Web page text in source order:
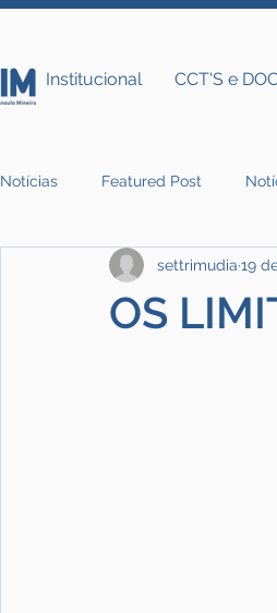
Institucional CCT'S e
Notícias Featured Post
Notícias do Settrim
OS
settrimudia 19